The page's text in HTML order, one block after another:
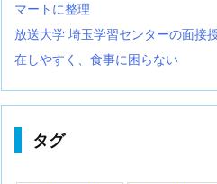
マートに整理
放送大学 埼玉学習センターの面接
在しやすく、食事に困らない
タグ